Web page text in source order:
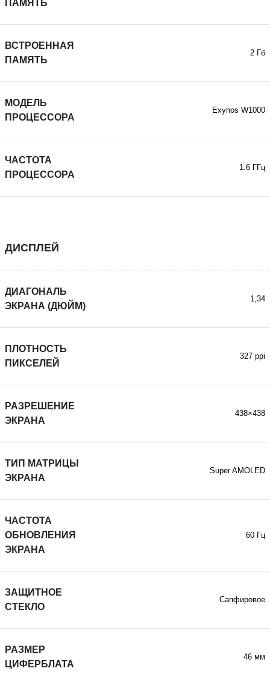
ПАМЯТЬ
ВСТРОЕННАЯ
ПАМЯТЬ
2 Гб
МОДЕЛЬ
ПРОЦЕССОРА
Exynos W1000
ЧАСТОТА
ПРОЦЕССОРА
1.6 ГГц
ДИСПЛЕЙ
ДИАГОНАЛЬ
ЭКРАНА (ДЮЙМ)
1,34
ПЛОТНОСТЬ
ПИКСЕЛЕЙ
327 ppi
РАЗРЕШЕНИЕ
ЭКРАНА
438×438
ТИП МАТРИЦЫ
ЭКРАНА
Super AMOLED
ЧАСТОТА
ОБНОВЛЕНИЯ
ЭКРАНА
60 Гц
ЗАЩИТНОЕ
СТЕКЛО
Сапфировое
РАЗМЕР
ЦИФЕРБЛАТА
46 мм